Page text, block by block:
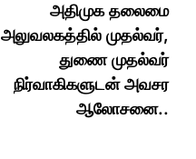
அதிமுக தலைமை
அலுவலகத்தில் முதல்வர்,
துணை முதல்வர்
நிர்வாகிகளுடன் அவசர
ஆலோசனை..